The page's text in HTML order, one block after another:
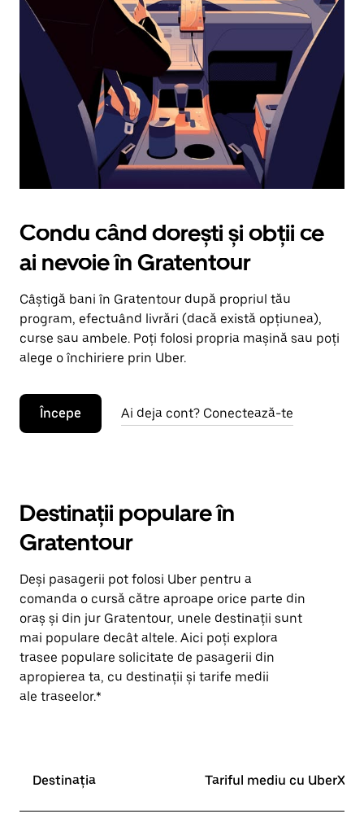
în
jos.
Închide
calendarul
apăsând
pe
butonul
Escape.
Condu când dorești și obții ce
ai nevoie în Gratentour
Câștigă bani în Gratentour după propriul tău
program, efectuând livrări (dacă există opțiunea),
curse sau ambele. Poți folosi propria mașină sau poți
alege o închiriere prin Uber.
Începe Ai deja cont? Conectează-te
Destinații populare în
Gratentour
Deși pasagerii pot folosi Uber pentru a
comanda o cursă către aproape orice parte din
oraș și din jur Gratentour, unele destinații sunt
mai populare decât altele. Aici poți explora
trasee populare solicitate de pasagerii din
apropierea ta, cu destinații și tarife medii
ale traseelor.*
Destinația Tariful mediu cu UberX*